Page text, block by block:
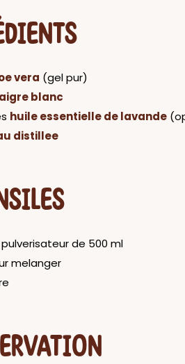
vera (gel pur)
blanc
huile essentielle de lavande
distillee
de 500 ml
melanger